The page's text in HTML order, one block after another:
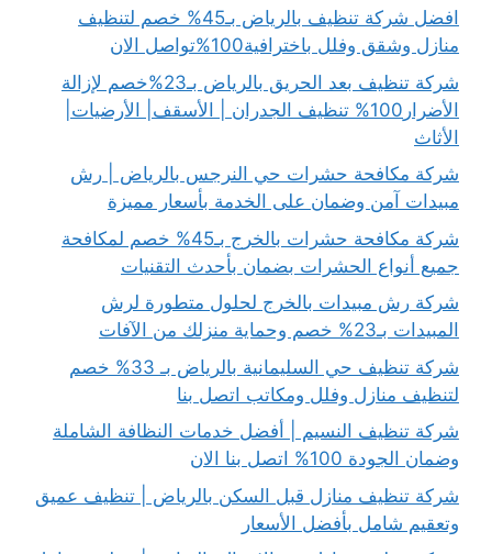
افضل شركة تنظيف بالرياض بـ45% خصم لتنظيف
منازل وشقق وفلل باخترافية100%تواصل الان
شركة تنظيف بعد الحريق بالرياض بـ23%خصم لإزالة
الأضرار100% تنظيف الجدران | الأسقف| الأرضيات|
الأثاث
شركة مكافحة حشرات حي النرجس بالرياض | رش
مبيدات آمن وضمان على الخدمة بأسعار مميزة
شركة مكافحة حشرات بالخرج بـ45% خصم لمكافحة
جميع أنواع الحشرات بضمان بأحدث التقنيات
شركة رش مبيدات بالخرج لحلول متطورة لرش
المبيدات بـ23% خصم وحماية منزلك من الآفات
شركة تنظيف حي السليمانية بالرياض بـ 33% خصم
لتنظيف منازل وفلل ومكاتب اتصل بنا
شركة تنظيف النسيم | أفضل خدمات النظافة الشاملة
وضمان الجودة 100% اتصل بنا الان
شركة تنظيف منازل قبل السكن بالرياض | تنظيف عميق
وتعقيم شامل بأفضل الأسعار